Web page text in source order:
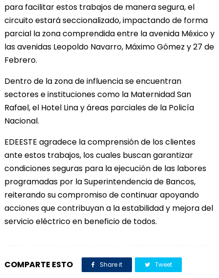
para facilitar estos trabajos de manera segura, el
circuito estará seccionalizado, impactando de forma
parcial la zona comprendida entre la avenida México y
las avenidas Leopoldo Navarro, Máximo Gómez y 27 de
Febrero.
Dentro de la zona de influencia se encuentran
sectores e instituciones como la Maternidad San
Rafael, el Hotel Lina y áreas parciales de la Policía
Nacional.
EDEESTE agradece la comprensión de los clientes
ante estos trabajos, los cuales buscan garantizar
condiciones seguras para la ejecución de las labores
programadas por la Superintendencia de Bancos,
reiterando su compromiso de continuar apoyando
acciones que contribuyan a la estabilidad y mejora del
servicio eléctrico en beneficio de todos.
COMPARTE ESTO Share it Tweet